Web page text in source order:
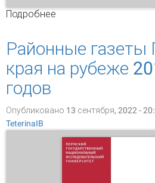
Подробнее
Районные газеты
края на рубеже
годов
Опубликовано 13 сентября, 2022 -
TeterinaIB